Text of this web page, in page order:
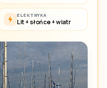
ELEKTRYKA
Lit + słońce + wiatr